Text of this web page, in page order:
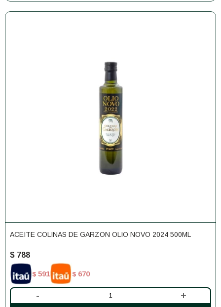
ACEITE COLINAS DE GARZON OLIO NOVO 2024 500ML
$ 788
$ 591 $ 670
- +